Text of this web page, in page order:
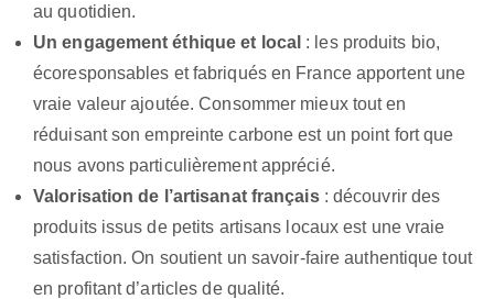
au quotidien.
Un engagement éthique et local : les produits bio,
écoresponsables et fabriqués en France apportent une
vraie valeur ajoutée. Consommer mieux tout en
réduisant son empreinte carbone est un point fort que
nous avons particulièrement apprécié.
Valorisation de l’artisanat français: découvrir des
produits issus de petits artisans locaux est une vraie
satisfaction. On soutient un savoir-faire authentique tout
en profitant d’articles de qualité.